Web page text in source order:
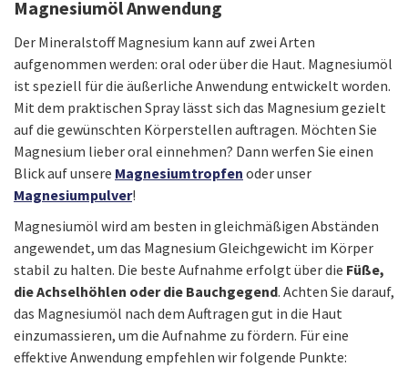
Magnesiumöl Anwendung
Der Mineralstoff Magnesium kann auf zwei Arten
aufgenommen werden: oral oder über die Haut. Magnesiumöl
ist speziell für die äußerliche Anwendung entwickelt worden.
Mit dem praktischen Spray lässt sich das Magnesium gezielt
auf die gewünschten Körperstellen auftragen. Möchten Sie
Magnesium lieber oral einnehmen? Dann werfen Sie einen
Blick auf unsere Magnesiumtropfen oder unser
Magnesiumpulver!
Magnesiumöl wird am besten in gleichmäßigen Abständen
angewendet, um das Magnesium Gleichgewicht im Körper
stabil zu halten. Die beste Aufnahme erfolgt über die Füße,
die Achselhöhlen oder die Bauchgegend. Achten Sie darauf,
das Magnesiumöl nach dem Auftragen gut in die Haut
einzumassieren, um die Aufnahme zu fördern. Für eine
effektive Anwendung empfehlen wir folgende Punkte: